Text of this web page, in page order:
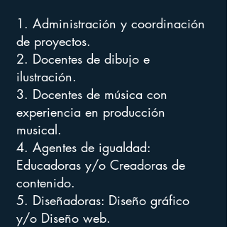
1. Administración y coordinación
de proyectos.
2. Docentes de dibujo e
ilustración.
3. Docentes de música ​con
experiencia en producción
musical.
4. Agentes de igualdad:
Educadoras y/o Creadoras de
contenido.
5. Diseñadoras: Diseño gráfico
y/o Diseño web.